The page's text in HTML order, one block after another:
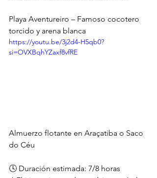
Playa Aventureiro – Famoso cocotero
torcido y arena blanca
https://youtu.be/3j2d4-H5qb0?
si=OVXBqhYZaxf8vfRE
Almuerzo flotante en Araçatiba o Saco
do Céu
🕓 Duración estimada: 7/8 horas